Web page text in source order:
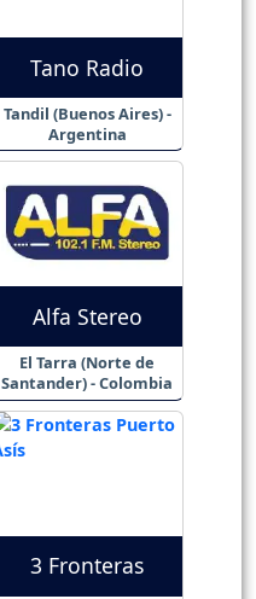
Tano Radio
Tandil (Buenos Aires) -
Argentina
Alfa Stereo
El Tarra (Norte de
Santander) - Colombia
3 Fronteras